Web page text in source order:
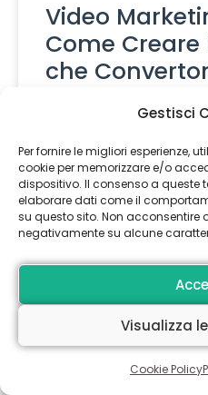
Gestisci
Per fornire le migliori esperienze,
cookie per memorizzare e/o
dispositivo. Il consenso a queste
elaborare dati come il
su questo sito. Non acconsentire
negativamente su alcune
Visualizza
Cookie Policy
Video
Come Creare
che
Senza
Email
Automation:
Vincenti e
per AI Search
Leggi Tutto »